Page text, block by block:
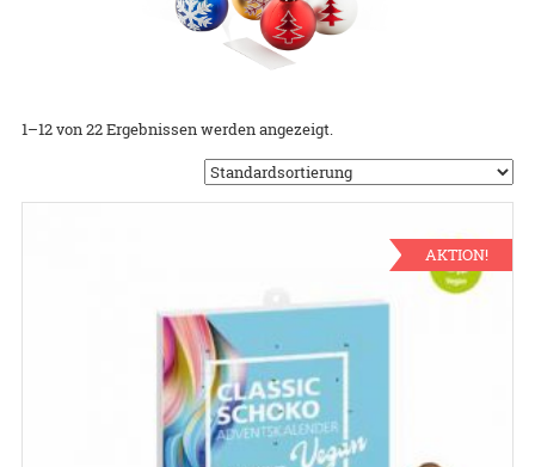
1–12 von 22 Ergebnissen werden angezeigt.
AKTION!